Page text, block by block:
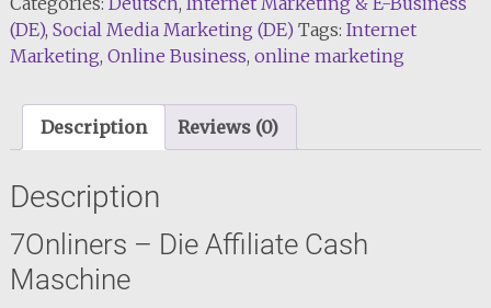
(DE), Social Media Marketing (DE) Tags: Internet
Marketing, Online Business, online marketing
Description Reviews (0)
Description
7Onliners – Die Affiliate Cash
Maschine